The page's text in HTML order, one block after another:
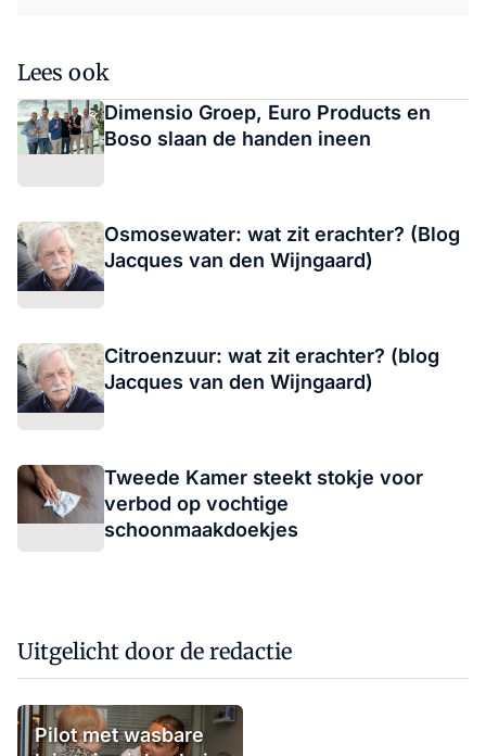
Lees ook
Dimensio Groep, Euro Products en
Boso slaan de handen ineen
Osmosewater: wat zit erachter? (Blog
Jacques van den Wijngaard)
Citroenzuur: wat zit erachter? (blog
Jacques van den Wijngaard)
Tweede Kamer steekt stokje voor
verbod op vochtige
schoonmaakdoekjes
Uitgelicht door de redactie
Pilot met wasbare